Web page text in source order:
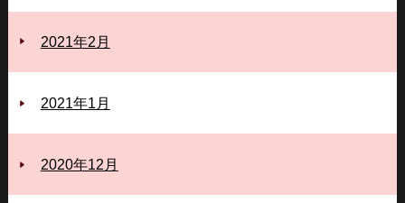
2021年2月
2021年1月
2020年12月